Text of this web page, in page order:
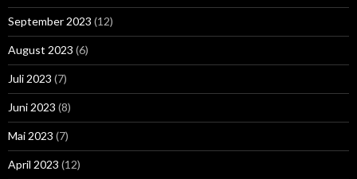
September 2023 (12)
August 2023 (6)
Juli 2023 (7)
Juni 2023 (8)
Mai 2023 (7)
April 2023 (12)